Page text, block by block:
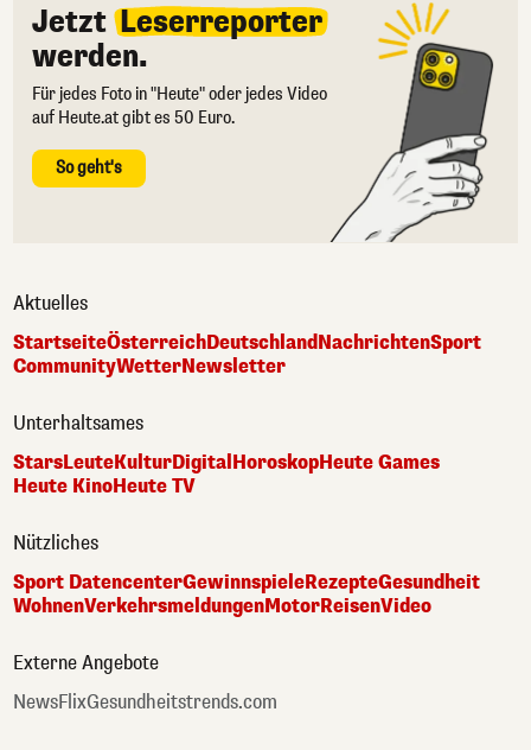
Jetzt Leserreporter
werden.
Für jedes Foto in "Heute" oder jedes Video
auf Heute.at gibt es 50 Euro.
So geht's
Aktuelles
StartseiteÖsterreichDeutschlandNachrichtenSport
CommunityWetterNewsletter
Unterhaltsames
StarsLeuteKulturDigitalHoroskopHeute Games
Heute KinoHeute TV
Nützliches
Sport DatencenterGewinnspieleRezepteGesundheit
WohnenVerkehrsmeldungenMotorReisenVideo
Externe Angebote
NewsFlixGesundheitstrends.com